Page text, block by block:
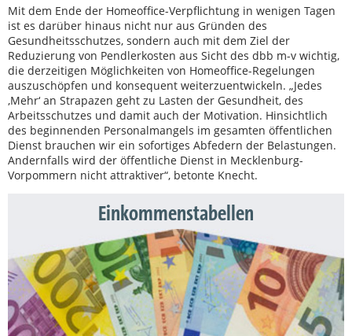
Mit dem Ende der Homeoffice-Verpflichtung in wenigen Tagen
ist es darüber hinaus nicht nur aus Gründen des
Gesundheitsschutzes, sondern auch mit dem Ziel der
Reduzierung von Pendlerkosten aus Sicht des dbb m-v wichtig,
die derzeitigen Möglichkeiten von Homeoffice-Regelungen
auszuschöpfen und konsequent weiterzuentwickeln. „Jedes
‚Mehr‘ an Strapazen geht zu Lasten der Gesundheit, des
Arbeitsschutzes und damit auch der Motivation. Hinsichtlich
des beginnenden Personalmangels im gesamten öffentlichen
Dienst brauchen wir ein sofortiges Abfedern der Belastungen.
Andernfalls wird der öffentliche Dienst in Mecklenburg-
Vorpommern nicht attraktiver“, betonte Knecht.
Einkommenstabellen